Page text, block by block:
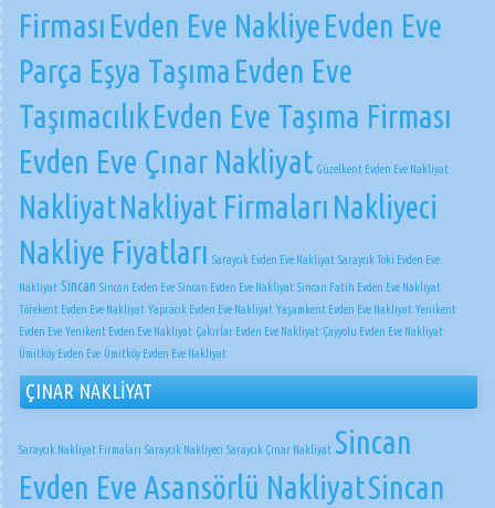
Firması Evden Eve NakliyeEvden Eve
Parça Eşya Taşıma Evden Eve
TaşımacılıkEvden Eve Taşıma Firması
Evden Eve Çınar Nakliyat Güzelkent Evden Eve Nakliyat
NakliyatNakliyat Firmaları Nakliyeci
Nakliye Fiyatları Saraycık Evden Eve Nakliyat Saraycık Toki Evden Eve
Nakliyat Sincan Sincan Evden Eve Sincan Evden Eve Nakliyat Sincan Fatih Evden Eve Nakliyat
Törekent Evden Eve Nakliyat Yapracık Evden Eve Nakliyat Yaşamkent Evden Eve Nakliyat Yenikent
Evden Eve Yenikent Evden Eve Nakliyat Çakırlar Evden Eve Nakliyat Çayyolu Evden Eve Nakliyat
Ümitköy Evden Eve Ümitköy Evden Eve Nakliyat
ÇINAR NAKLİYAT
Saraycık Nakliyat Firmaları Saraycık Nakliyeci Saraycık Çınar Nakliyat Sincan
Evden Eve Asansörlü NakliyatSincan